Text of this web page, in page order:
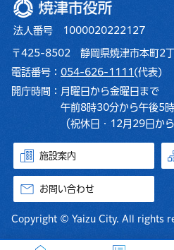
焼津市役所
法人番号 1000020222127
〒425-8502 静岡県焼津市本町2
電話番号： 054-626-1111 (代表)
開庁時間： 月曜日から金曜日まで
午前8時30分から午後5
（祝休日・12月29日か
施設案内
お問い合わせ
Copyright © Yaizu City. All rights